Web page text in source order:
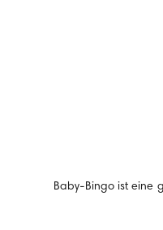
Baby-Bingo ist eine